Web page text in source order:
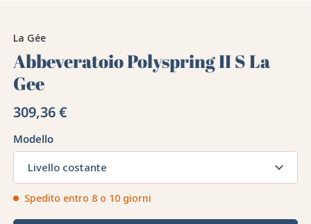
La Gée
Abbeveratoio Polyspring II S La
Gee
309,36 €
Modello
Livello costante
Spedito entro 8 o 10 giorni